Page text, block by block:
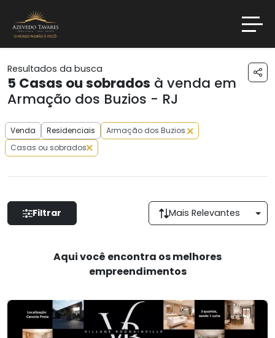
Resultados da busca
5 Casas ou sobrados à venda em
Armação dos Buzios - RJ
Venda Residenciais
Armação dos Buzios
Casas ou sobrados
Filtrar Mais Relevantes
Aqui você encontra os melhores
empreendimentos